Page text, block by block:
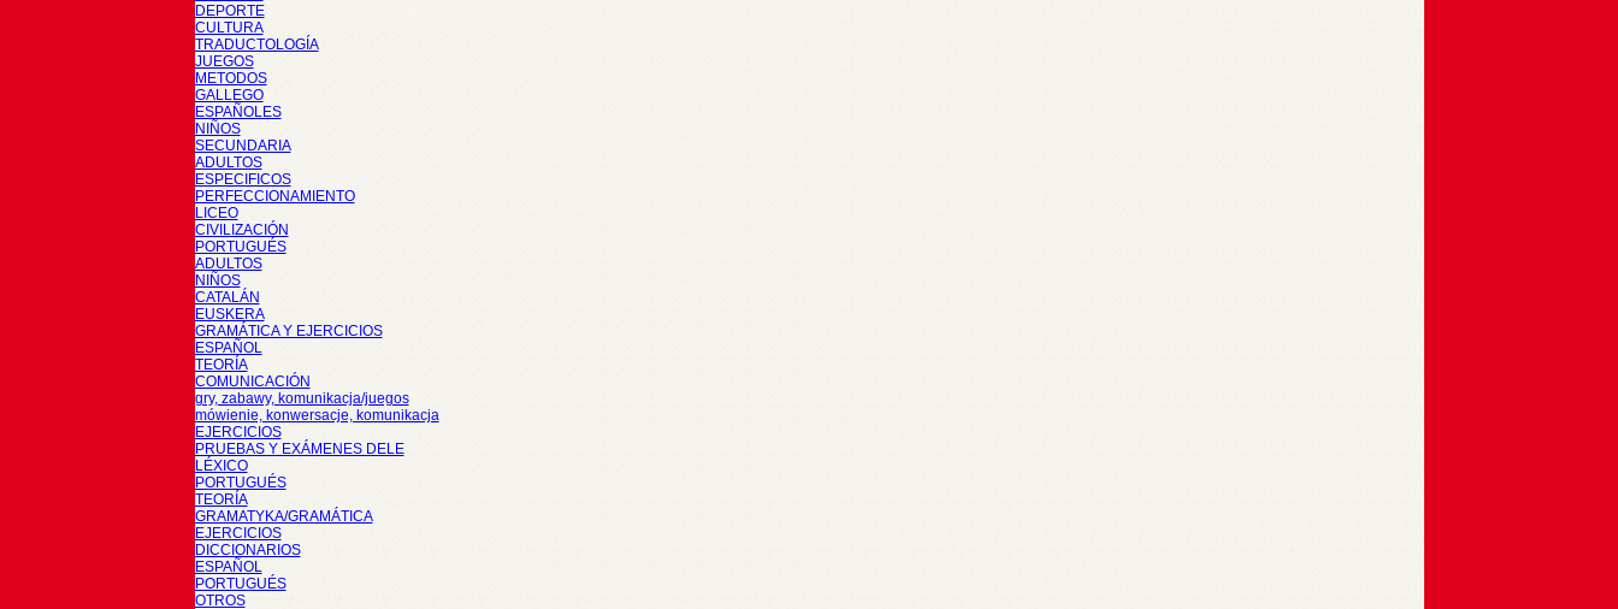
DEPORTE
CULTURA
TRADUCTOLOGÍA
JUEGOS
METODOS
GALLEGO
ESPAÑOLES
NIÑOS
SECUNDARIA
ADULTOS
ESPECIFICOS
PERFECCIONAMIENTO
LICEO
CIVILIZACIÓN
PORTUGUÉS
ADULTOS
NIÑOS
CATALÁN
EUSKERA
GRAMÁTICA Y EJERCICIOS
ESPAÑOL
TEORÍA
COMUNICACIÓN
gry, zabawy, komunikacja/juegos
mówienie, konwersacje, komunikacja
EJERCICIOS
PRUEBAS Y EXÁMENES DELE
LÉXICO
PORTUGUÉS
TEORÍA
GRAMATYKA/GRAMÁTICA
EJERCICIOS
DICCIONARIOS
ESPAÑOL
PORTUGUÉS
OTROS